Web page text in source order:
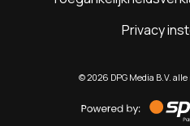
Privacy
©2026 DPG Media B.V.
by